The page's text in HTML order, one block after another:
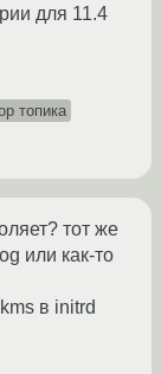
для 11.4
топика
тот же
или как-то
в initrd